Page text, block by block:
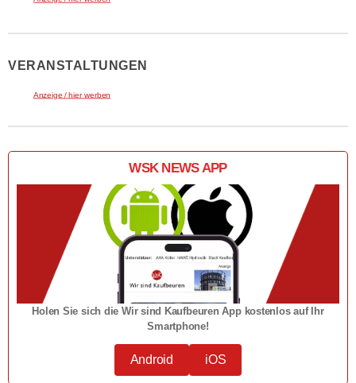
VERANSTALTUNGEN
Anzeige / hier werben
WSK NEWS APP
Holen Sie sich die Wir sind Kaufbeuren App kostenlos auf Ihr
Smartphone!
Android iOS